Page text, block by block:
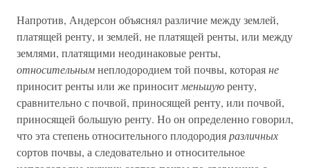
Напротив, Андерсон объяснял различие между землей,
платящей ренту, и землей, не платящей ренты, или между
землями, платящими неодинаковые ренты,
относительнымнеплодородием той почвы, котораяне
приносит ренты или же приносит меньшуюренту,
сравнительно с почвой, приносящей ренту, или почвой,
приносящей большую ренту. Но он определенно говорил,
что эта степень относительного плодородияразличных
сортов почвы, а следовательно и относительное